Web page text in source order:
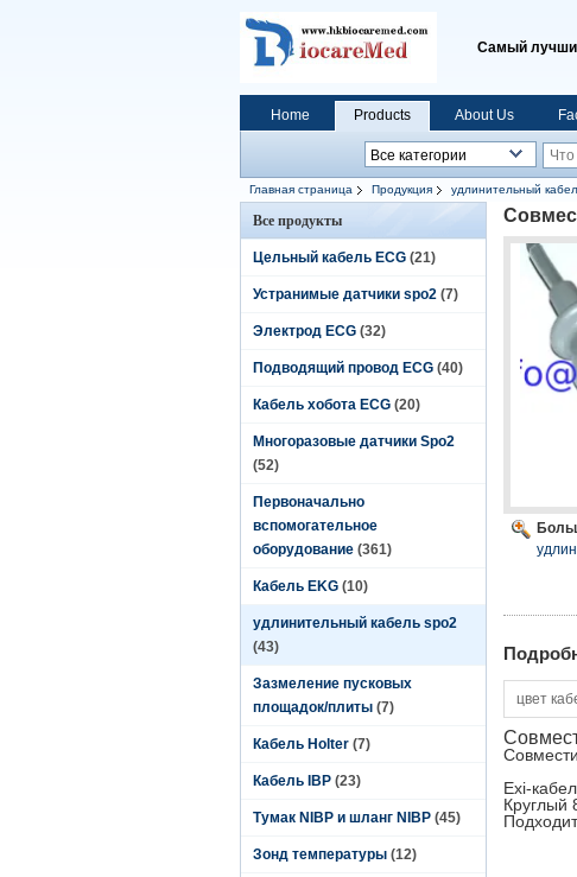
Самый
Home Products About Us
Главная страница Продукция удлинительный
Все продукты
Цельный кабель ECG (21)
Устранимые датчики spo2 (7)
Электрод ECG (32)
Подводящий провод ECG (40)
Кабель хобота ECG (20)
Многоразовые датчики Spo2
(52)
Первоначально
вспомогательное
оборудование (361)
Кабель EKG (10)
удлинительный кабель spo2
(43)
Зазмеление пусковых
площадок/плиты (7)
Кабель Holter (7)
Кабель IBP (23)
Тумак NIBP и шланг NIBP (45)
Зонд температуры (12)
цвет
Exi-
Круглый